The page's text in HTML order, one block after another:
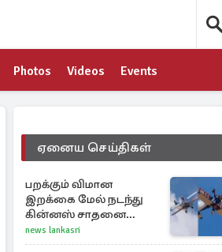
Photos Videos Events
ஏனைய செய்திகள்
பறக்கும் விமான
இறக்கை மேல் நடந்து
கின்னஸ் சாதனை
படைத்த 97 வயது
மூதாட்டி
news lankasri